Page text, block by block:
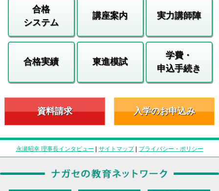
合格
システム
講座案内 実力講師陣
合格実績 東進模試
学費・
申込手続き
資料請求 入学のお申込み
永瀬昭幸 理事長インタビュー | サイトマップ| プライバシー・ポリシー